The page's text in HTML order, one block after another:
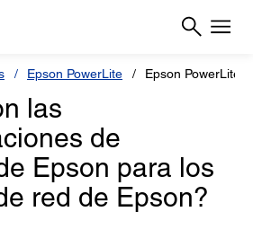
Epson PowerLite Epson PowerLite
las
de
Epson para los
red de Epson?